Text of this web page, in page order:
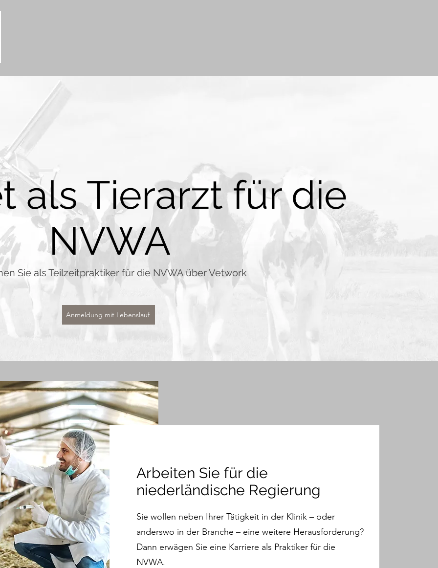
als Tierarzt für die
NVWA
Sie als Teilzeitpraktiker für die NVWA über Vetwork
Anmeldung mit Lebenslauf
Arbeiten Sie für die
niederländische Regierung
Sie wollen neben Ihrer Tätigkeit in der Klinik – oder
anderswo in der Branche – eine weitere Herausforderung?
Dann erwägen Sie eine Karriere als Praktiker für die
NVWA.